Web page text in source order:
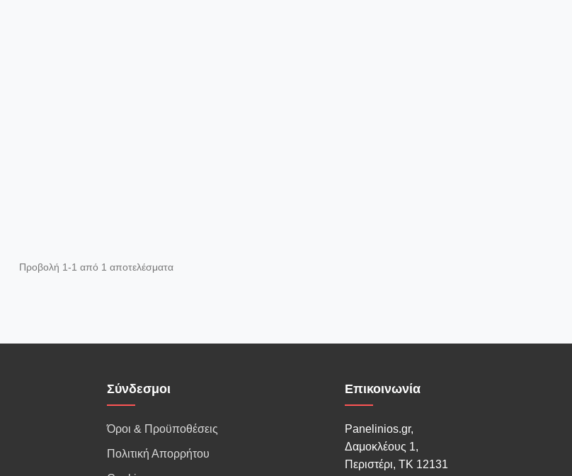
Προβολή 1-1 από 1 αποτελέσματα
Σύνδεσμοι
Όροι & Προϋποθέσεις
Πολιτική Απορρήτου
Επικοινωνία
Panelinios.gr,
Δαμοκλέους 1,
Περιστέρι, ΤΚ 12131